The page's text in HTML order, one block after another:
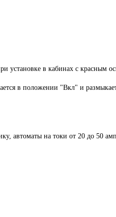
установке в кабинах с красным
в положении "Вкл" и
автоматы на токи от 20 до 50